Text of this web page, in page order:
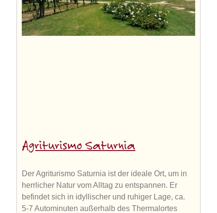
Agriturismo Saturnia
Der Agriturismo Saturnia ist der ideale Ort, um in
herrlicher Natur vom Alltag zu entspannen. Er
befindet sich in idyllischer und ruhiger Lage, ca.
5-7 Autominuten außerhalb des Thermalortes